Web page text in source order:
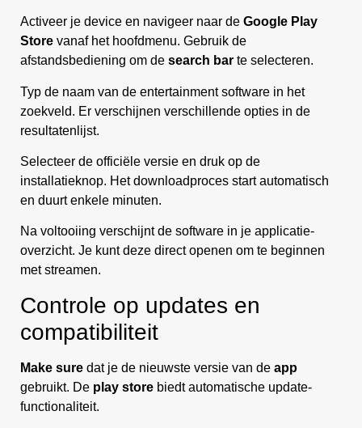
Activeer je device en navigeer naar de Google Play
Store vanaf het hoofdmenu. Gebruik de
afstandsbediening om de search bar te selecteren.
Typ de naam van de entertainment software in het
zoekveld. Er verschijnen verschillende opties in de
resultatenlijst.
Selecteer de officiële versie en druk op de
installatieknop. Het downloadproces start automatisch
en duurt enkele minuten.
Na voltooiing verschijnt de software in je applicatie-
overzicht. Je kunt deze direct openen om te beginnen
met streamen.
Controle op updates en
compatibiliteit
Make sure dat je de nieuwste versie van de app
gebruikt. De play store biedt automatische update-
functionaliteit.